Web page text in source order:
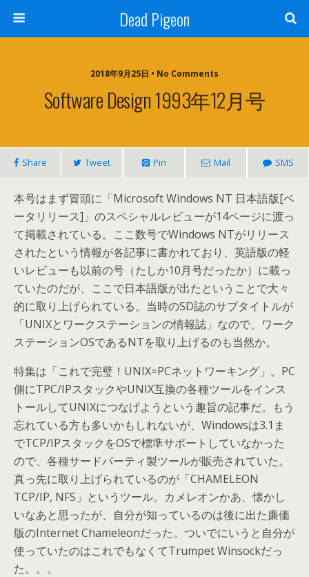
Dead Pigeon
2018年9月25日 • No Comments
Software Design 1993年12月号
Share Tweet Pin Mail SMS
本号はまず冒頭に「Microsoft Windows NT 日本語版[ベ
ータリリース]」のスペシャルレビューが14ページに渡っ
て掲載されている。ここ数号でWindows NTがリリース
されたという情報が各記事に書かれており、英語版の軽
いレビューも以前の号（たしか10月号だったか）に載っ
ていたのだが、ここで日本語版が出たということで大々
的に取り上げられている。当時のSD誌のサブタイトルが
「UNIXとワークステーションの情報誌」なので、ワーク
ステーションOSであるNTを取り上げるのも当然か。
特集は「これで完璧！UNIX=PCネットワーキング」。PC
側にTPC/IPスタックやUNIX互換の各種ツールをインス
トールしてUNIXにつなげようという趣旨の記事だ。もう
忘れている方も多いかもしれないが、Windowsは3.1ま
でTCP/IPスタックをOSで標準サポートしていなかった
ので、各種サードパーティ製ツールが販売されていた。
真っ先に取り上げられているのが「CHAMELEON
TCP/IP, NFS」というツール。カメレオンかあ、懐かし
いなあと思ったが、自分が知っているのは後に出た廉価
版のInternet Chameleonだった。ついでにいうと自分が
使っていたのはこれでもなくてTrumpet Winsockだっ
た。。。